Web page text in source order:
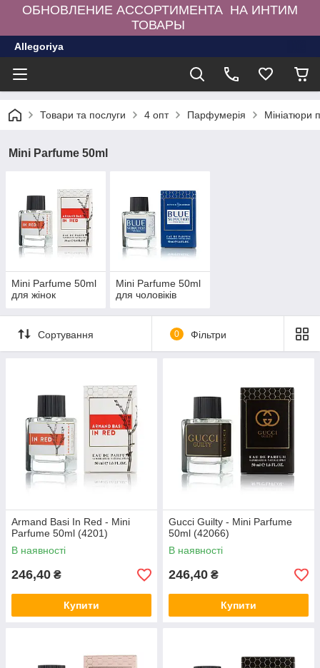
ОБНОВЛЕНИЕ АССОРТИМЕНТА НА ИНТИМ
ТОВАРЫ
Allegoriya
Товари та послуги 4 опт Парфумерія Мініатюри
Mini Parfume 50ml
Mini Parfume 50ml
для жінок
Mini Parfume 50ml
для чоловіків
Сортування 0 Фільтри
Armand Basi In Red - Mini
Parfume 50ml (4201)
В наявності
246,40 ₴
Купити
Gucci Guilty - Mini Parfume
50ml (42066)
В наявності
246,40 ₴
Купити